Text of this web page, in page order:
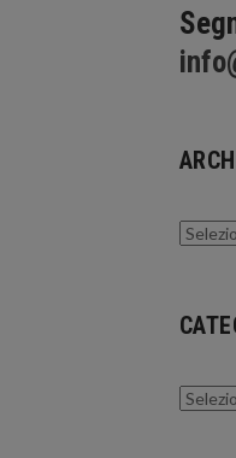
Archivi